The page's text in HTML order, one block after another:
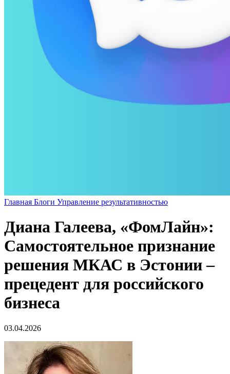
Главная Блоги Управление результативностью
Диана Галеева, «ФомЛайн»:
Самостоятельное признание
решения МКАС в Эстонии –
прецедент для российского
бизнеса
03.04.2026